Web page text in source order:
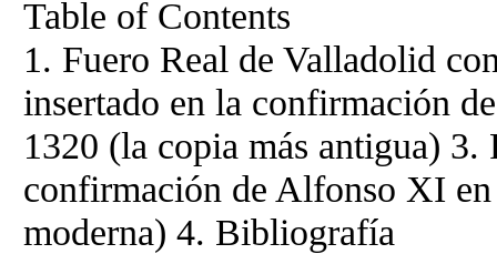
Table of Contents
1. Fuero Real de Valladolid
insertado en la confirmación
1320 (la copia más antigua) 3.
confirmación de Alfonso XI
moderna) 4. Bibliografía